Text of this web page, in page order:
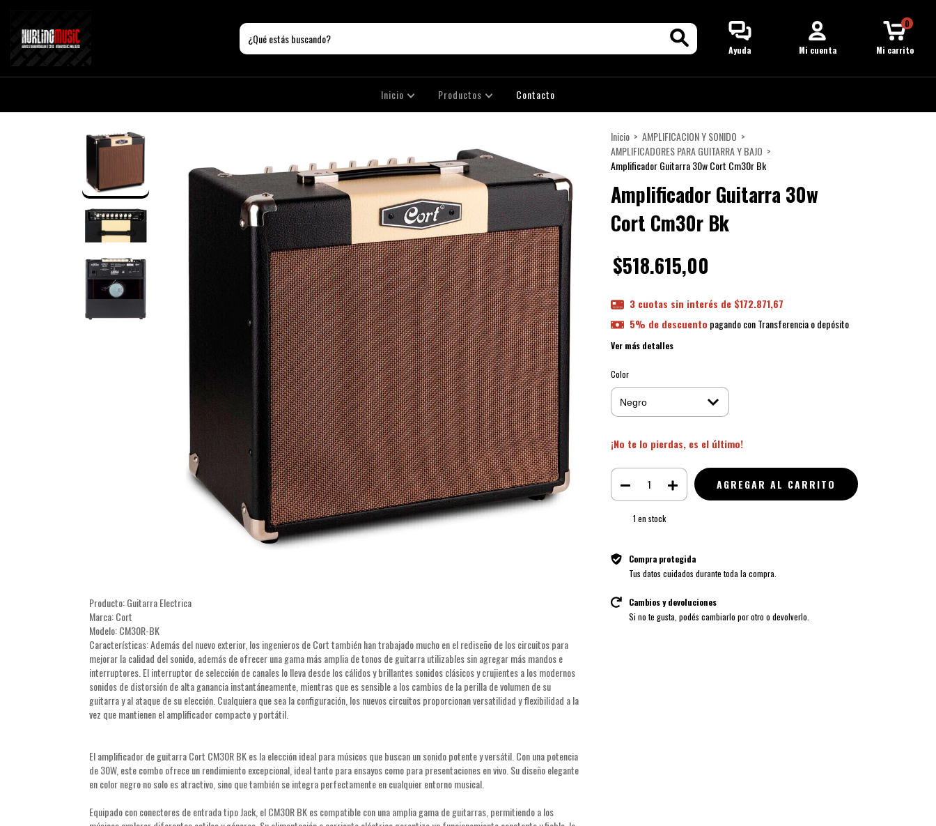
Ayuda Mi cuenta Mi carrito
0
Inicio Productos Contacto
Producto: Guitarra Electrica
Marca: Cort
Modelo: CM30R-BK
Características: Además del nuevo exterior, los ingenieros de Cort también han trabajado mucho en el rediseño de los circuitos para
mejorar la calidad del sonido, además de ofrecer una gama más amplia de tonos de guitarra utilizables sin agregar más mandos e
interruptores. El interruptor de selección de canales lo lleva desde los cálidos y brillantes sonidos clásicos y crujientes a los modernos
sonidos de distorsión de alta ganancia instantáneamente, mientras que es sensible a los cambios de la perilla de volumen de su
guitarra y al ataque de su elección. Cualquiera que sea la configuración, los nuevos circuitos proporcionan versatilidad y flexibilidad a la
vez que mantienen el amplificador compacto y portátil.
El amplificador de guitarra Cort CM30R BK es la elección ideal para músicos que buscan un sonido potente y versátil. Con una potencia
de 30W, este combo ofrece un rendimiento excepcional, ideal tanto para ensayos como para presentaciones en vivo. Su diseño elegante
en color negro no solo es atractivo, sino que también se integra perfectamente en cualquier entorno musical.
Equipado con conectores de entrada tipo Jack, el CM30R BK es compatible con una amplia gama de guitarras, permitiendo a los
Inicio > AMPLIFICACION Y SONIDO >
AMPLIFICADORES PARA GUITARRA Y BAJO >
Amplificador Guitarra 30w Cort Cm30r Bk
Amplificador Guitarra 30w
Cort Cm30r Bk
$518.615,00
3 cuotas sin interés de $172.871,67
5% de descuento pagando con Transferencia o depósito
Ver más detalles
Color
¡No te lo pierdas, es el último!
1 en stock
Compra protegida
Tus datos cuidados durante toda la compra.
Cambios y devoluciones
Si no te gusta, podés cambiarlo por otro o devolverlo.